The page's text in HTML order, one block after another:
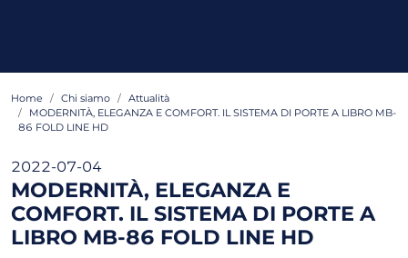
Home Chi siamo
Attualità
MODERNITÀ, ELEGANZA E COMFORT. IL SISTEMA DI PORTE A LIBRO MB-
86 FOLD LINE HD
2022-07-04
MODERNITÀ, ELEGANZA E
COMFORT. IL SISTEMA DI PORTE A
LIBRO MB-86 FOLD LINE HD